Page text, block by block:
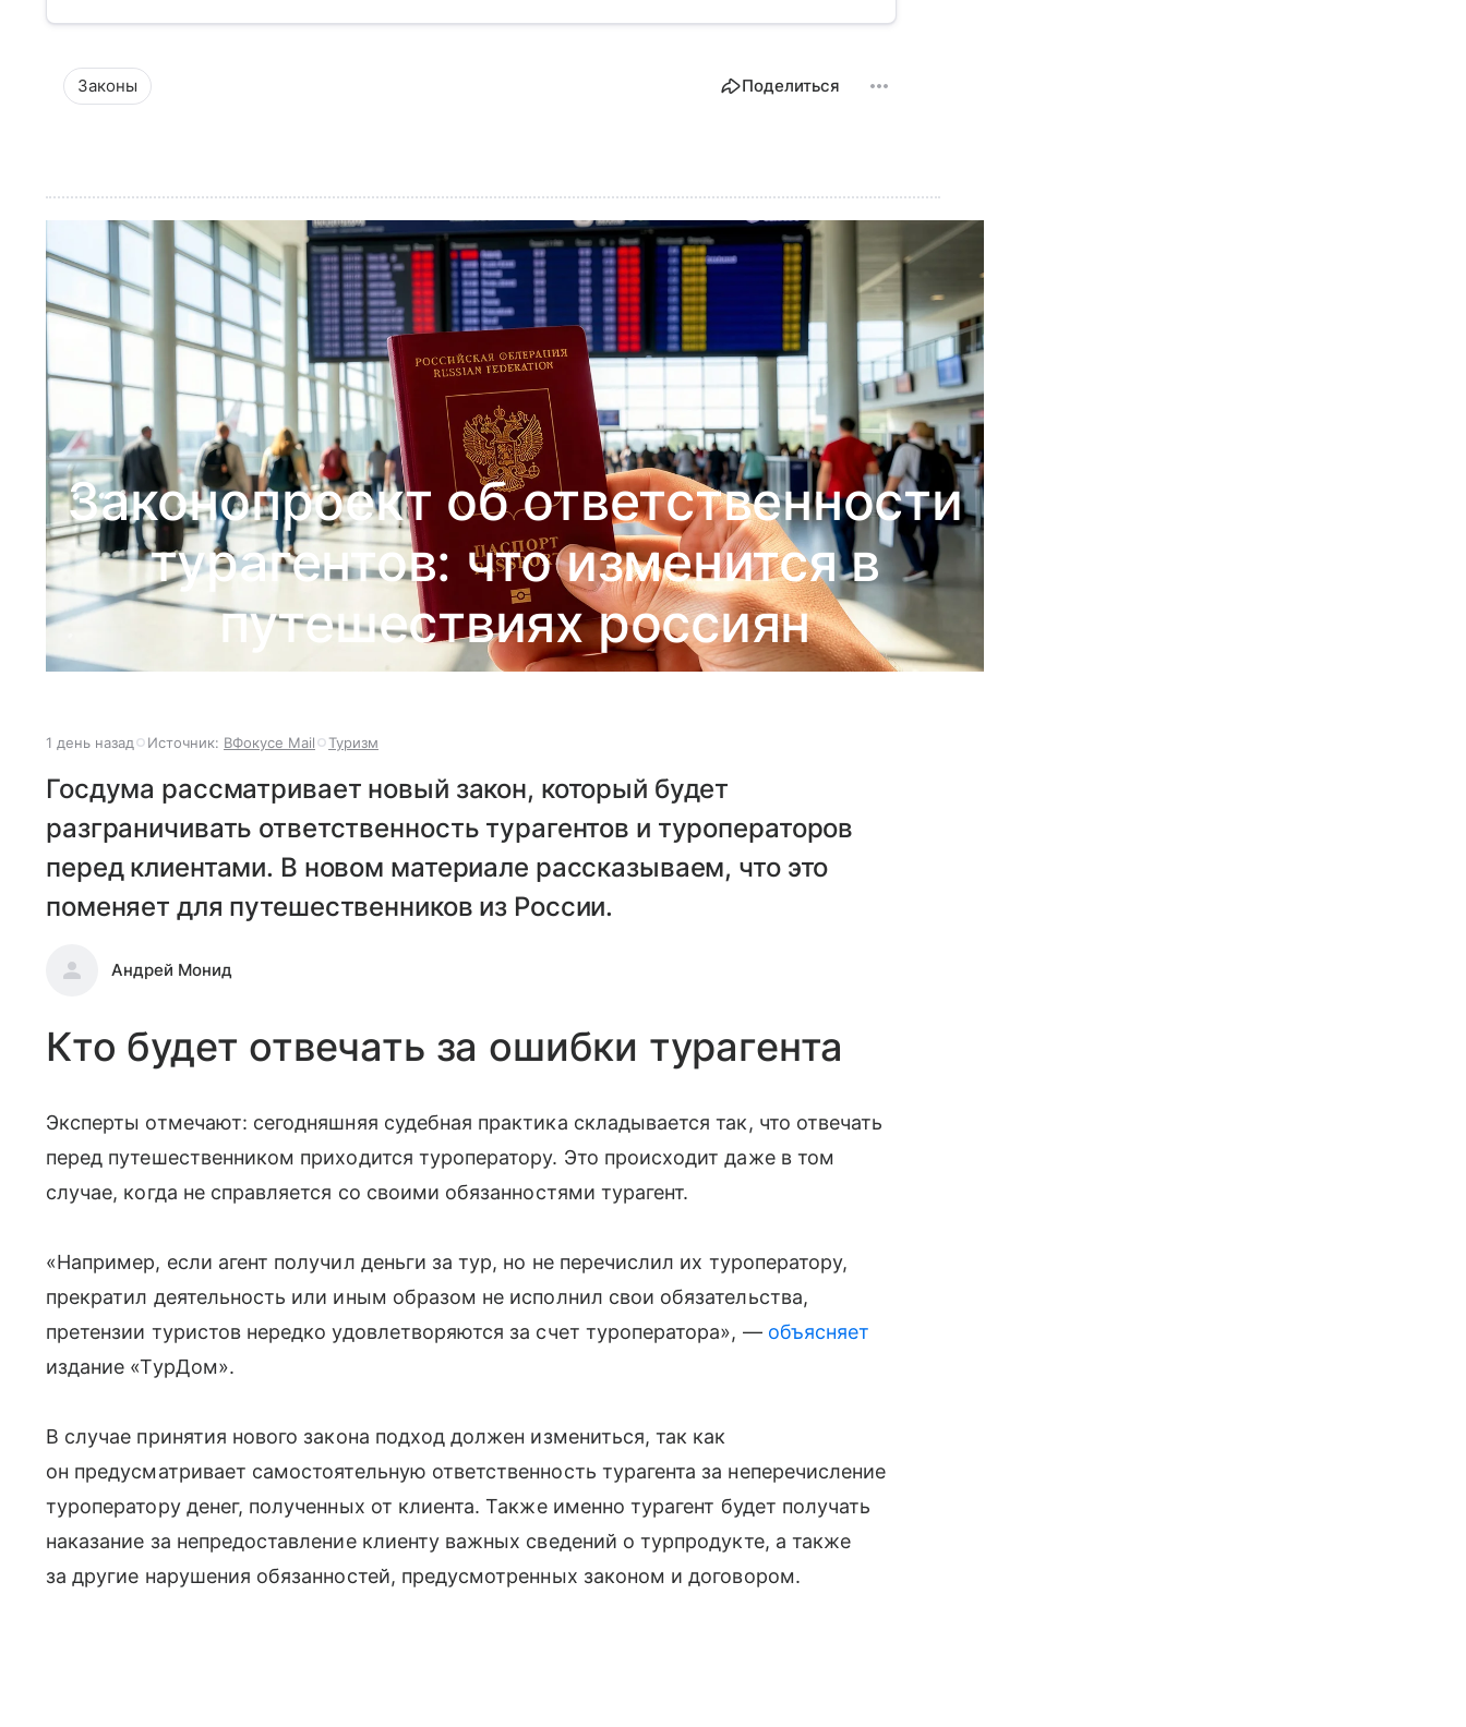
Законы Поделиться
Законопроект об ответственности
турагентов: что изменится в
путешествиях россиян
1 день назад Источник: ВФокусе Mail Туризм
Госдума рассматривает новый закон, который будет
разграничивать ответственность турагентов и туроператоров
перед клиентами. В новом материале рассказываем, что это
поменяет для путешественников из России.
Андрей Монид
Кто будет отвечать за ошибки турагента
Эксперты отмечают: сегодняшняя судебная практика складывается так, что отвечать
перед путешественником приходится туроператору. Это происходит даже в том
случае, когда не справляется со своими обязанностями турагент.
«Например, если агент получил деньги за тур, но не перечислил их туроператору,
прекратил деятельность или иным образом не исполнил свои обязательства,
претензии туристов нередко удовлетворяются за счет туроператора», — объясняет
издание «ТурДом».
В случае принятия нового закона подход должен измениться, так как
он предусматривает самостоятельную ответственность турагента за неперечисление
туроператору денег, полученных от клиента. Также именно турагент будет получать
наказание за непредоставление клиенту важных сведений о турпродукте, а также
за другие нарушения обязанностей, предусмотренных законом и договором.